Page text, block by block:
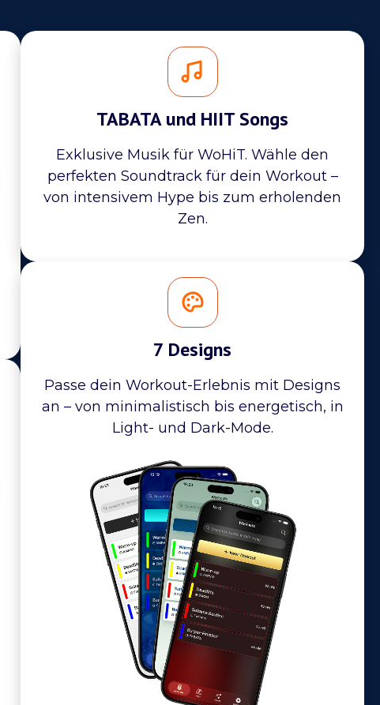
TABATA und HIIT Songs
Exklusive Musik für WoHiT. Wähle den
perfekten Soundtrack für dein Workout –
von intensivem Hype bis zum erholenden
Zen.
7 Designs
Passe dein Workout-Erlebnis mit Designs
an – von minimalistisch bis energetisch, in
Light- und Dark-Mode.